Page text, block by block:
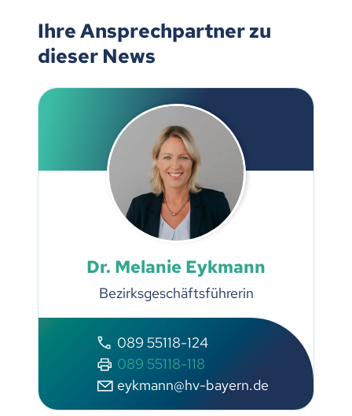
Ihre Ansprechpartner zu
dieser News
Dr. Melanie Eykmann
Bezirksgeschäftsführerin
089 55118-124
089 55118-118
eykmann@hv-bayern.de